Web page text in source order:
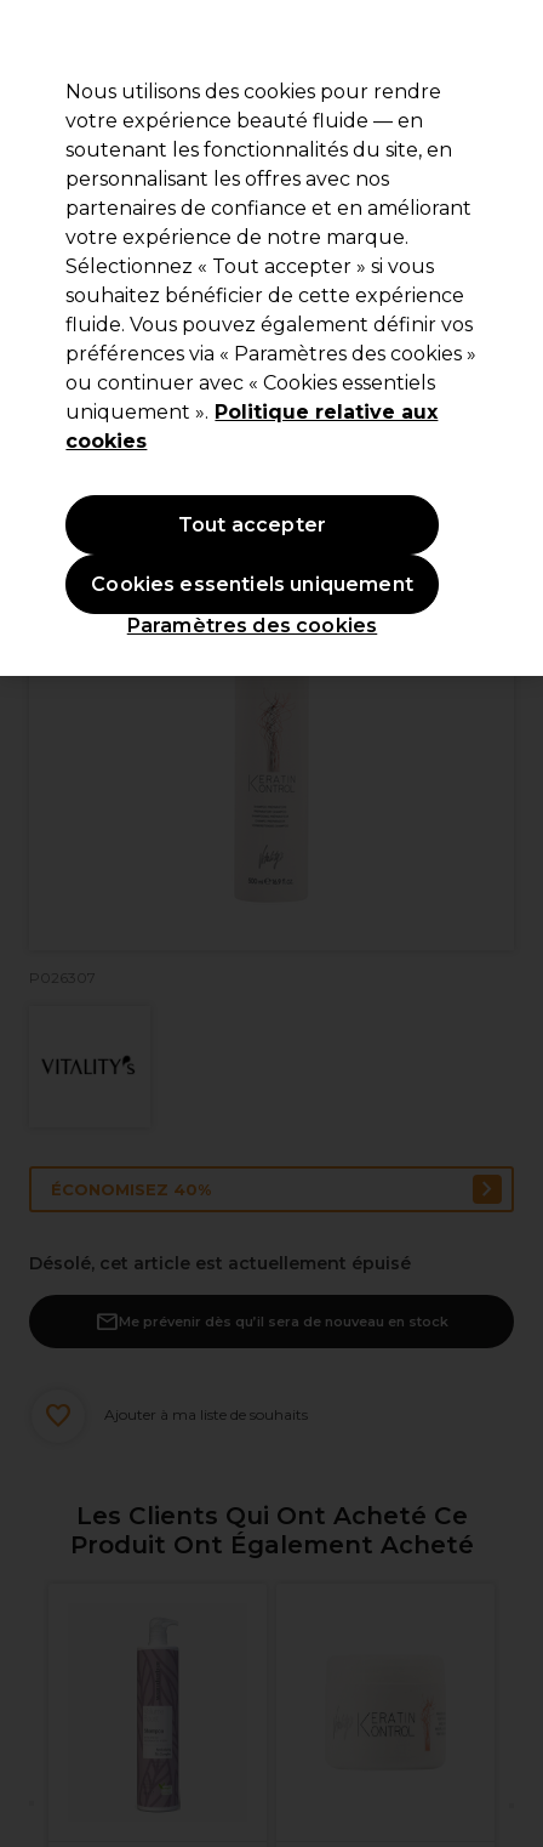
Se connecter
Marques Bons plans Coiffure Electro et Matériel
Livraison et délais
lire la suite
Vitality's
Vitality's Keratin Kontrol Shampooing
Préparateur 500ml
(0)
7,38 €12,30 €
P026307
ÉCONOMISEZ 40%
Désolé, cet article est actuellement épuisé
Me prévenir dès qu’il sera de nouveau en stock
Ajouter à ma liste de souhaits
Les Clients Qui Ont Acheté Ce
Produit Ont Également Acheté
Nous utilisons des cookies pour rendre
votre expérience beauté fluide — en
soutenant les fonctionnalités du site, en
personnalisant les offres avec nos
partenaires de confiance et en améliorant
votre expérience de notre marque.
Sélectionnez « Tout accepter » si vous
souhaitez bénéficier de cette expérience
fluide. Vous pouvez également définir vos
préférences via « Paramètres des cookies »
ou continuer avec « Cookies essentiels
uniquement ». Politique relative aux
cookies
Paramètres des cookies
Cookies essentiels uniquement
Tout accepter